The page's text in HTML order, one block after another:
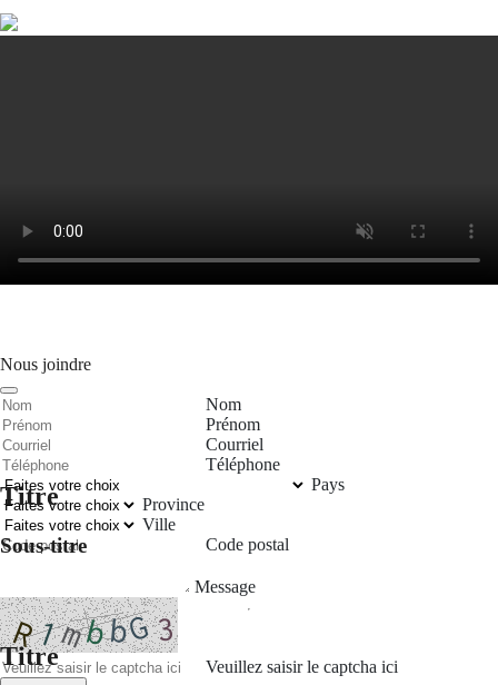
Titre
Sous-titre
Titre
Nous joindre
Nom
Prénom
Courriel
Téléphone
Pays
Province
Ville
Code postal
Message
Veuillez saisir le captcha ici